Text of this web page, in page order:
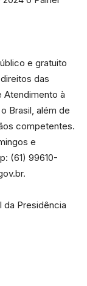
e gratuito
das
Atendimento à
Brasil, além de
competentes.
e
(61) 99610-
da Presidência